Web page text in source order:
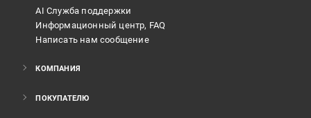
AI Служба поддержки
Информационный центр, FAQ
Написать нам сообщение
КОМПАНИЯ
ПОКУПАТЕЛЮ